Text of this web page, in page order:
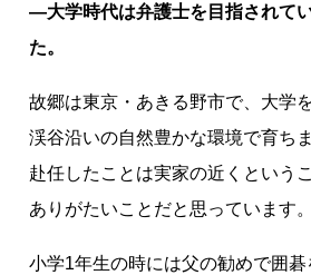
時
代
求
め
ら
る
―大学時代は弁護士を目指されて
た。
故郷は東京・あきる野市で、大学
渓谷沿いの自然豊かな環境で育ち
赴任したことは実家の近くという
ありがたいことだと思っています。
小学1年生の時には父の勧めで囲